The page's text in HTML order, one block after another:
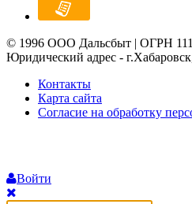
© 1996 ООО Дальсбыт | ОГРН
Юридический адрес -
Контакты
Карта сайта
Согласие на обработку
Войти